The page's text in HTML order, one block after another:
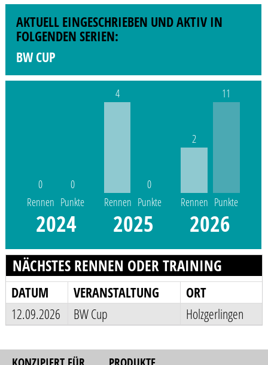
AKTUELL EINGESCHRIEBEN UND AKTIV IN
FOLGENDEN SERIEN:
BW CUP
0
Rennen
0
Punkte
2024
4
Rennen
0
Punkte
2025
2
Rennen
11
Punkte
2026
NÄCHSTES RENNEN ODER TRAINING
DATUM VERANSTALTUNG
ORT
12.09.2026
BW Cup Holzgerlingen